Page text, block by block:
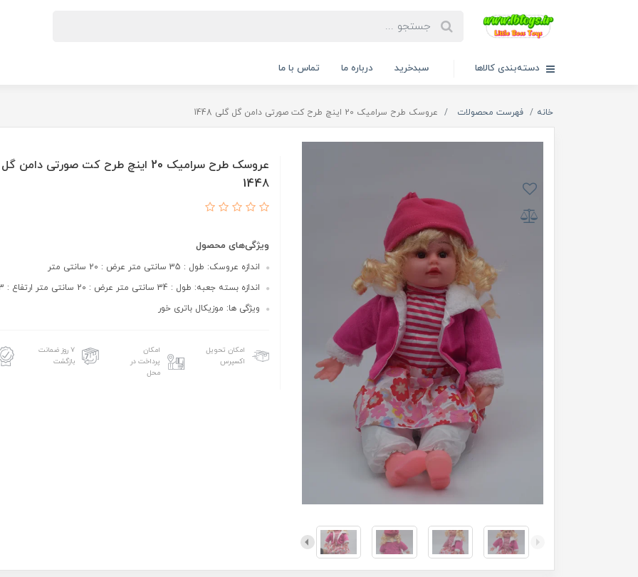
دسته‌بندی کالاها سبدخرید درباره ما تماس با ما
خانه فهرست محصولات عروسک طرح سرامیک 20 اینچ طرح کت صورتی دامن گل گلی 1448
عروسک طرح سرامیک 20 اینچ طرح کت صورتی
1448
ویژگی‌های محصول
اندازه عروسک: طول : 35 سانتی متر عرض : 20 سانتی متر
اندازه بسته جعبه: طول : 34 سانتی متر عرض : 20 سانتی متر ارتفاع : 13 سانتی متر
ویژگی ها: موزیکال باتری خور
امکان تحویل
اکسپرس
امکان
پرداخت در
محل
۷ روز ضمانت
بازگشت